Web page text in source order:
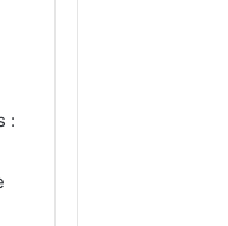
: